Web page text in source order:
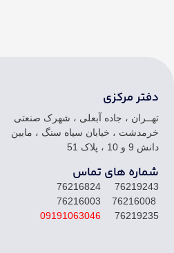
دفتر مرکزی
تهــران ، جاده آبعلی ، شهرک صنعتی
خرمدشت ، خیابان سیاه سنگ ، مابین
دانش 9 و 10 ، پلاک 51
شماره های تماس
76219235
09191063046